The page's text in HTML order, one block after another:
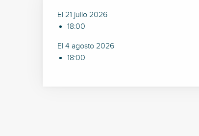
El 21 julio 2026
18:00
El 4 agosto 2026
18:00